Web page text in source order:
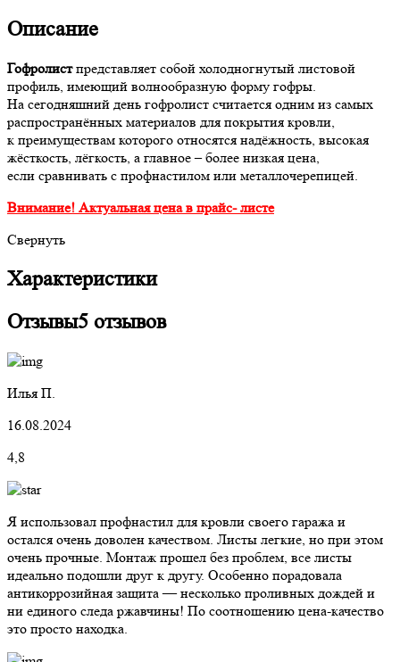
Описание
Гофролистпредставляет собой холодногнутый листовой
профиль, имеющий волнообразную форму гофры.
На сегодняшний день гофролист считается одним из самых
распространённых материалов для покрытия кровли,
к преимуществам которого относятся надёжность, высокая
жёсткость, лёгкость, а главное – более низкая цена,
если сравнивать с профнастилом или металлочерепицей.
Внимание! Актуальная цена в прайс- листе
Свернуть
Характеристики
Отзывы5 отзывов
Илья П.
16.08.2024
4,8
Я использовал профнастил для кровли своего гаража и
остался очень доволен качеством. Листы легкие, но при этом
очень прочные. Монтаж прошел без проблем, все листы
идеально подошли друг к другу. Особенно порадовала
антикоррозийная защита — несколько проливных дождей и
ни единого следа ржавчины! По соотношению цена-качество
это просто находка.